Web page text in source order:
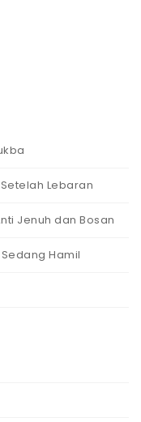
Lebaran
Jenuh dan Bosan
Hamil